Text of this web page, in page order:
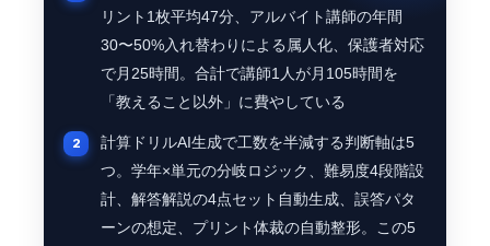
リント1枚平均47分、アルバイト講師の年間
30〜50%入れ替わりによる属人化、保護者対応
で月25時間。合計で講師1人が月105時間を
「教えること以外」に費やしている
計算ドリルAI生成で工数を半減する判断軸は5
つ。学年×単元の分岐ロジック、難易度4段階設
計、解答解説の4点セット自動生成、誤答パタ
ーンの想定、プリント体裁の自動整形。この5